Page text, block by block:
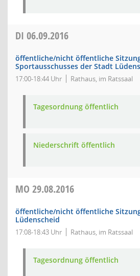
DI 06.09.2016
öffentliche/nicht öffentliche
Sportausschusses der Stadt
17:00-18:44 Uhr Rathaus, im Ratssaal
Tagesordnung öffentlich
Niederschrift öffentlich
MO 29.08.2016
öffentliche/nicht öffentliche
Lüdenscheid
17:08-18:43 Uhr Rathaus, im Ratssaal
Tagesordnung öffentlich